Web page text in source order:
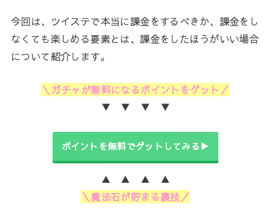
今回は、ツイステで本当に課金をするべきか、課金をし
なくても楽しめる要素とは、課金をしたほうがいい場合
について紹介します。
＼ガチャが無料になるポイントをゲット／
▼ ▼ ▼ ▼
ポイントを無料でゲットしてみる▶
▲ ▲ ▲ ▲
＼魔法石が貯まる裏技／